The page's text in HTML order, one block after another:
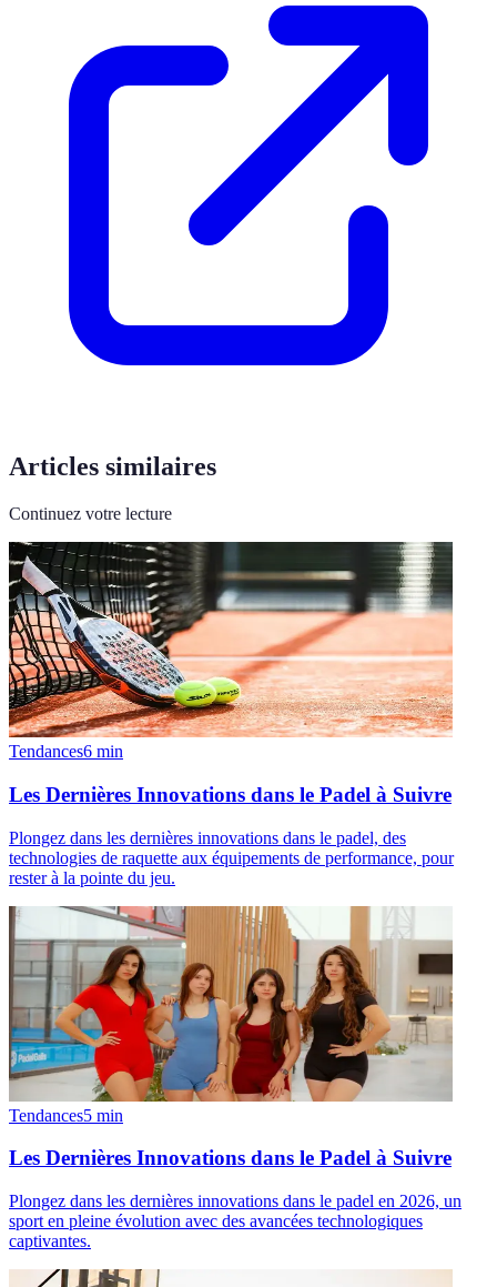
Articles similaires
Continuez votre lecture
Tendances6 min
Les Dernières Innovations dans le Padel à Suivre
Plongez dans les dernières innovations dans le padel, des
technologies de raquette aux équipements de performance, pour
rester à la pointe du jeu.
Tendances5 min
Les Dernières Innovations dans le Padel à Suivre
Plongez dans les dernières innovations dans le padel en 2026, un
sport en pleine évolution avec des avancées technologiques
captivantes.